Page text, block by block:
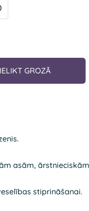
IELIKT GROZĀ
asām,
stiprināšanai.